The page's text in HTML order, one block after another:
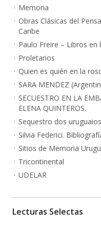
Memoria
Obras Clásicas del
Caribe
Paulo Freire – Libros en
Proletarios
Quien es quién en la
SARA MENDEZ
SECUESTRO EN LA
ELENA QUINTEROS.
Sequestro dos uruguaios
Silvia Federici.
Sitios de Memoria
Tricontinental
UDELAR
Lecturas Selectas